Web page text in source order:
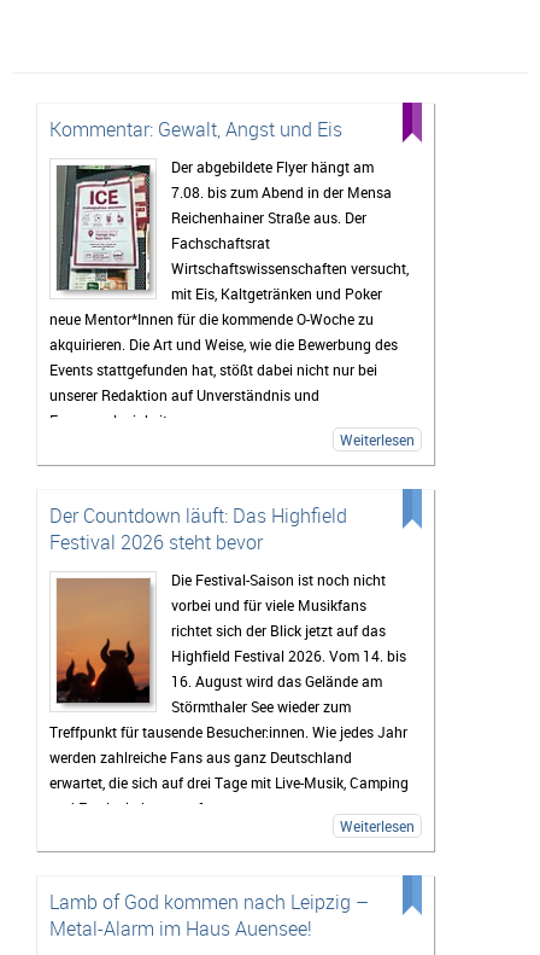
Kommentar: Gewalt, Angst und Eis
Der abgebildete Flyer hängt am
7.08. bis zum Abend in der Mensa
Reichenhainer Straße aus. Der
Fachschaftsrat
Wirtschaftswissenschaften versucht,
mit Eis, Kaltgetränken und Poker
neue Mentor*Innen für die kommende O-Woche zu
akquirieren. Die Art und Weise, wie die Bewerbung des
Events stattgefunden hat, stößt dabei nicht nur bei
unserer Redaktion auf Unverständnis und
Fassungslosigkeit.
Weiterlesen
Der Countdown läuft: Das Highfield
Festival 2026 steht bevor
Die Festival-Saison ist noch nicht
vorbei und für viele Musikfans
richtet sich der Blick jetzt auf das
Highfield Festival 2026. Vom 14. bis
16. August wird das Gelände am
Störmthaler See wieder zum
Treffpunkt für tausende Besucher:innen. Wie jedes Jahr
werden zahlreiche Fans aus ganz Deutschland
erwartet, die sich auf drei Tage mit Live-Musik, Camping
und Festivalstimmung freuen.
Das Highfield gehört seit Jahren zu den bekanntesten
Rock, Indie, Punk und Hip-Hop sorgt dafür, dass jedes
Jahr ein bunt gemischtes Publikum zusammenkommt.
Auch 2026 stehen wieder viele bekannte Künstler auf
Weiterlesen
Lamb of God kommen nach Leipzig –
Metal-Alarm im Haus Auensee!